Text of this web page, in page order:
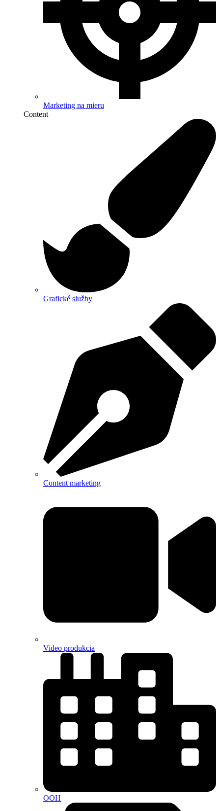
Marketing na mieru
Content
Grafické služby
Content marketing
Video produkcia
OOH